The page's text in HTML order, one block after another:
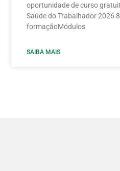
oportunidade de curso
Saúde do Trabalhador 2026
formaçãoMódulos
SAIBA MAIS